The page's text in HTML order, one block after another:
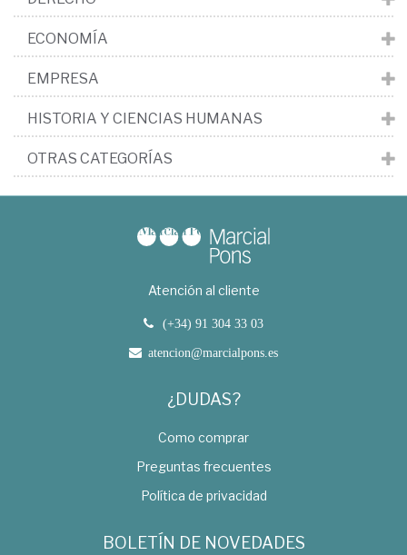
ECONOMÍA
EMPRESA
HISTORIA Y CIENCIAS HUMANAS
OTRAS CATEGORÍAS
Atención al cliente
(+34) 91 304 33 03
atencion@marcialpons.es
¿DUDAS?
Como comprar
Preguntas frecuentes
Política de privacidad
BOLETÍN DE NOVEDADES